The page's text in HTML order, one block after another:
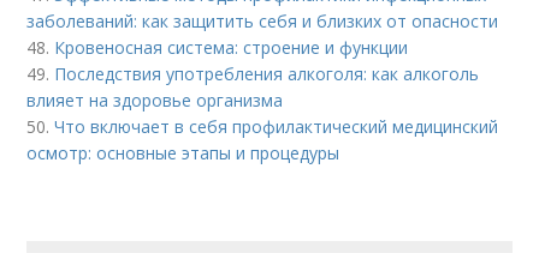
заболеваний: как защитить себя и близких от опасности
48. Кровеносная система: строение и функции
49. Последствия употребления алкоголя: как алкоголь
влияет на здоровье организма
50.Что включает в себя профилактический медицинский
осмотр: основные этапы и процедуры